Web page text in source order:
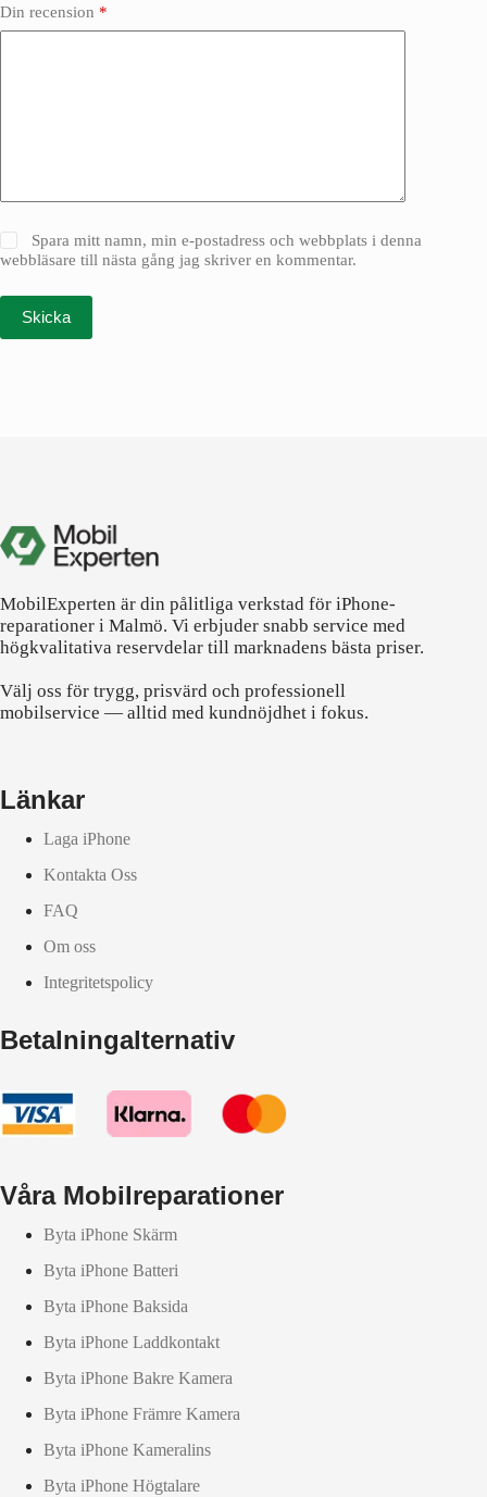
Din recension *
Spara mitt namn, min e-postadress och webbplats i denna
webbläsare till nästa gång jag skriver en kommentar.
Skicka
MobilExperten är din pålitliga verkstad för iPhone-
reparationer i Malmö. Vi erbjuder snabb service med
högkvalitativa reservdelar till marknadens bästa priser.
Välj oss för trygg, prisvärd och professionell
mobilservice — alltid med kundnöjdhet i fokus.
Länkar
Laga iPhone
Kontakta Oss
FAQ
Om oss
Integritetspolicy
Betalningalternativ
Våra Mobilreparationer
Byta iPhone Skärm
Byta iPhone Batteri
Byta iPhone Baksida
Byta iPhone Laddkontakt
Byta iPhone Bakre Kamera
Byta iPhone Främre Kamera
Byta iPhone Kameralins
Byta iPhone Högtalare